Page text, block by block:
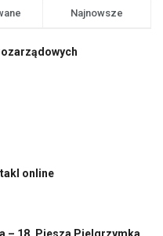
Najnowsze
online